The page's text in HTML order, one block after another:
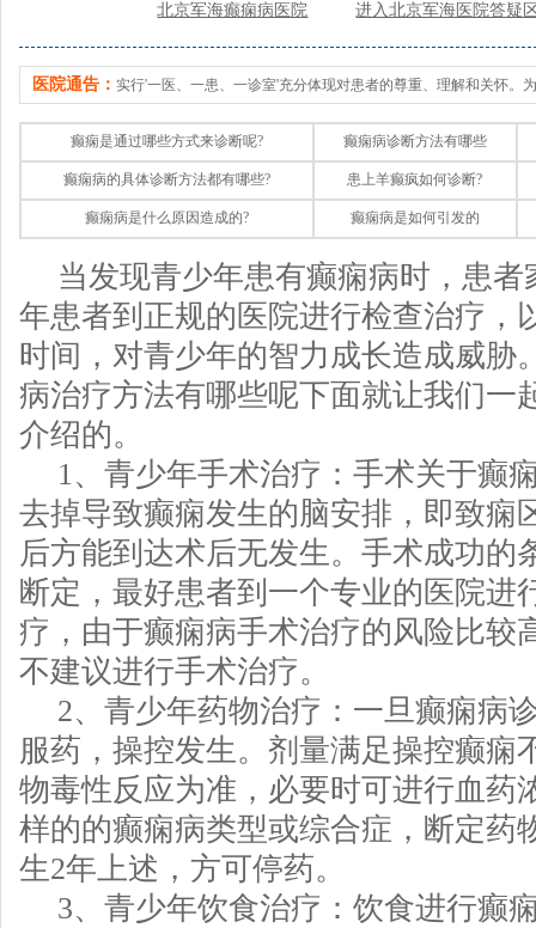
北京军海癫痫病医院 进入北京军海医院答疑
医院通告： 实行'一医、一患、一诊室'充分体现对患者的尊重、理解和关怀。
癫痫是通过哪些方式来诊断呢? 癫痫病诊断方法有哪些
癫痫病的具体诊断方法都有哪些? 患上羊癫疯如何诊断?
癫痫病是什么原因造成的? 癫痫病是如何引发的
当发现青少年患有癫痫病时，患
年患者到正规的医院进行检查治疗，
时间，对青少年的智力成长造成威胁
病治疗方法有哪些呢下面就让我们一
介绍的。
1、青少年手术治疗：手术关于癫
去掉导致癫痫发生的脑安排，即致痫
后方能到达术后无发生。手术成功的
断定，最好患者到一个专业的医院进
疗，由于癫痫病手术治疗的风险比较
不建议进行手术治疗。
2、青少年药物治疗：一旦癫痫病
服药，操控发生。剂量满足操控癫痫
物毒性反应为准，必要时可进行血药
样的的癫痫病类型或综合症，断定药
生2年上述，方可停药。
3、青少年饮食治疗：饮食进行癫